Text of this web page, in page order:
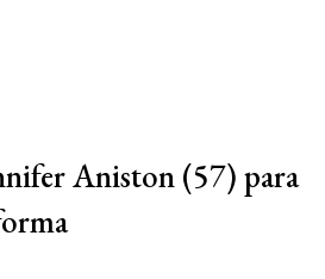
Aniston (57) para